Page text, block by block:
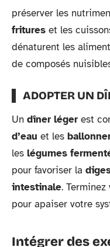
préserver les
fritures et les
dénaturent les
de composés
ADOPTER UN
Un dîner léger est
d’eau et les
les légumes
pour favoriser la
intestinale.
pour apaiser votre
Intégrer des